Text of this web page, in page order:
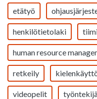
etätyö
henkilötietolaki
human resource
retkeily
videopelit